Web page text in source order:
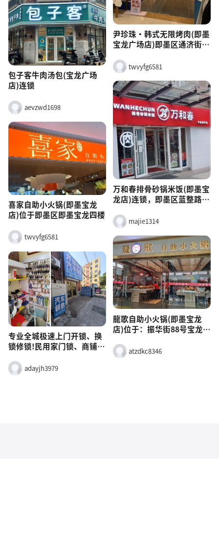
包子客牛肉汤包(宝龙广场
店)连锁
aevzwd1698
喜家自助小火锅(即墨宝龙
店)位于即墨区即墨宝龙四楼
twvyfg6581
专业全城极速上门开锁、换
锁修锁!民用家门锁、商铺门
类汽车遥控钥匙、智能芯片
钥匙;指纹密码锁销售安装、
adayjh3979
尹珍珠·韩式无限烤肉(即墨
宝龙广场店)即墨区通济街道
L4-005(鼎冠台球对面)&gt;
twvyfg6581
万和春排骨砂锅米饭(即墨宝
龙店)连锁，即墨区蓝整路宝
号
majie1314
龍歌自助小火锅(即墨宝龙
店)位于：振华街88号宝龙城
atzdkc8346